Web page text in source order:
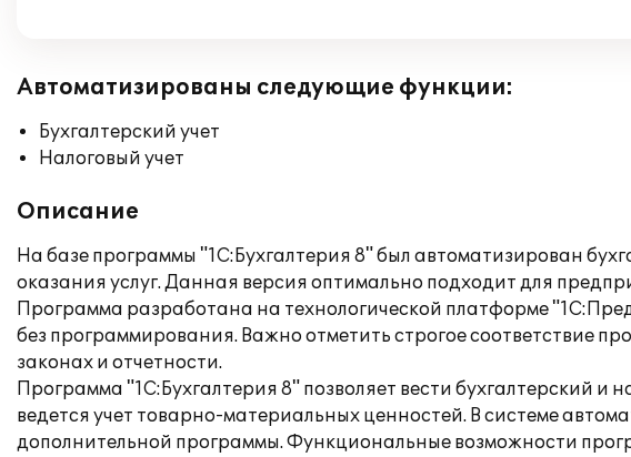
Автоматизированы следующие функции:
Бухгалтерский учет
Налоговый учет
Описание
На базе программы "1С:Бухгалтерия 8" был автоматизирован
оказания услуг. Данная версия оптимально подходит для
Программа разработана на технологической платформе
без программирования. Важно отметить строгое соответствие
законах и отчетности.
Программа "1С:Бухгалтерия 8" позволяет вести бухгалтерский
ведется учет товарно-материальных ценностей. В системе
дополнительной программы. Функциональные возможности